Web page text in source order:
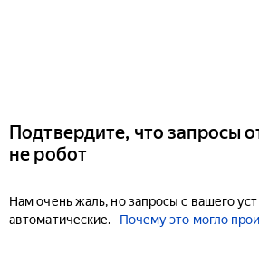
Подтвердите, что запросы
не робот
Нам очень жаль, но запросы с вашего
автоматические.
Почему это могло